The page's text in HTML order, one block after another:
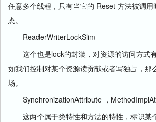
任意多个线程，只有当它的 Reset 方法被调
态。
ReaderWriterLockSlim
这个也是lock的封装，对资源的访问方式
如我们控制对某个资源读贡献或者写独占，那
场。
SynchronizationAttribute ，
这两个属于类特性和方法的特性，标识某